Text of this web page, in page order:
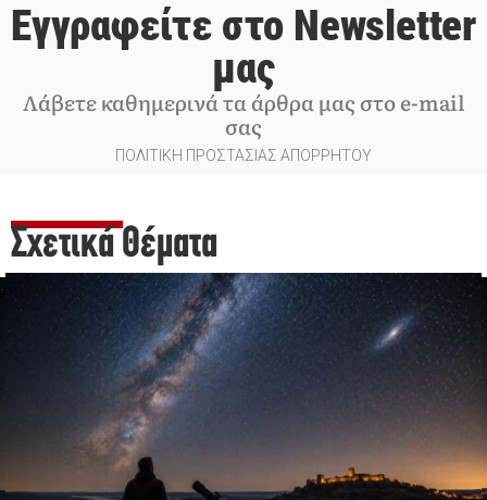
Εγγραφείτε στο Newsletter
μας
Λάβετε καθημερινά τα άρθρα μας στο e-mail
σας
ΠΟΛΙΤΙΚΗ ΠΡΟΣΤΑΣΙΑΣ ΑΠΟΡΡΗΤΟΥ
Σχετικά Θέματα